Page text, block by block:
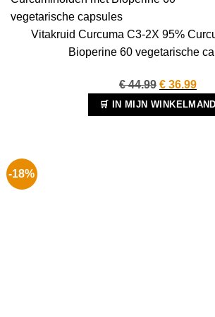
Vitakruid Curcuma C3-2X 95%
Bioperine 60 vegetarische
€44.99
prijs
was:
€ 36.99
prijs
is:
🛒 IN MIJN WINKELMAND
-18%